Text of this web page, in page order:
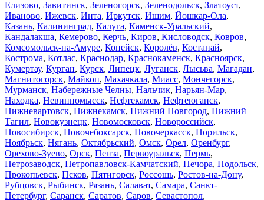
Елизово, Завитинск, Зеленогорск, Зеленодольск, Златоуст,
Иваново, Ижевск, Инта, Иркутск, Ишим, Йошкар-Ола,
Казань, Калининград, Калуга, Каменск-Уральский,
Кандалакша, Кемерово, Керчь, Киров, Кисловодск, Ковров,
Комсомольск-на-Амуре, Копейск, Королёв, Костанай,
Кострома, Котлас, Краснодар, Краснокаменск, Красноярск,
Кумертау, Курган, Курск, Липецк, Луганск, Лысьва, Магадан,
Магнитогорск, Майкоп, Махачкала, Миасс, Мончегорск,
Мурманск, Набережные Челны, Нальчик, Нарьян-Мар,
Находка, Невинномысск, Нефтекамск, Нефтеюганск,
Нижневартовск, Нижнекамск, Нижний Новгород, Нижний
Тагил, Новокузнецк, Новомосковск, Новороссийск,
Новосибирск, Новочебоксарск, Новочеркасск, Норильск,
Ноябрьск, Нягань, Октябрьский, Омск, Орел, Оренбург,
Орехово-Зуево, Орск, Пенза, Первоуральск, Пермь,
Петрозаводск, Петропавловск-Камчатский, Печора, Подольск,
Прокопьевск, Псков, Пятигорск, Россошь, Ростов-на-Дону,
Рубцовск, Рыбинск, Рязань, Салават, Самара, Санкт-
Петербург, Саранск, Саратов, Саров, Севастопол,